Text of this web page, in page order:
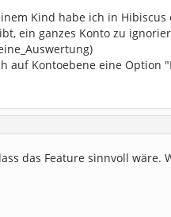
Kind habe ich in
ein ganzes Konto zu
auf Kontoebene eine Option
das Feature sinnvoll